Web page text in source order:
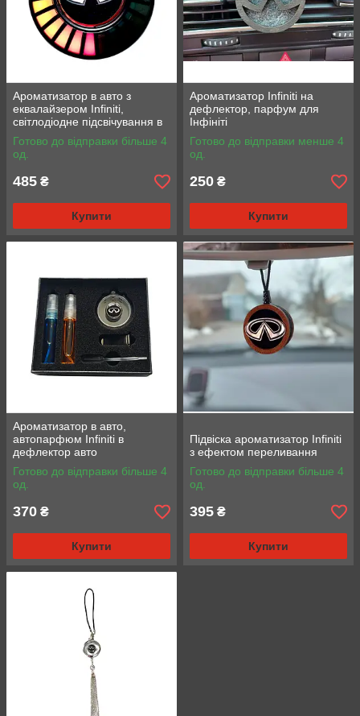
Ароматизатор в авто з
еквалайзером Infiniti,
світлодіодне підсвічування в
авто
Готово до відправки більше 4
од.
485 ₴
Купити
Ароматизатор Infiniti на
дефлектор, парфум для
Інфініті
Готово до відправки менше 4
од.
250 ₴
Купити
Ароматизатор в авто,
автопарфюм Infiniti в
дефлектор авто
Готово до відправки більше 4
од.
370 ₴
Купити
Підвіска ароматизатор Infiniti
з ефектом переливання
Готово до відправки більше 4
од.
395 ₴
Купити